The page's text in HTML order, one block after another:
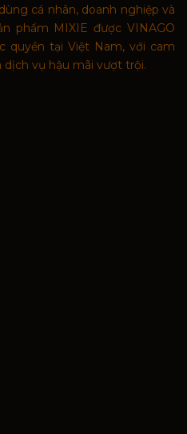
cá nhân, doanh nghiệp và
phẩm MIXIE được VINAGO
quyền tại Việt Nam, với cam
dịch vụ hậu mãi vượt trội.